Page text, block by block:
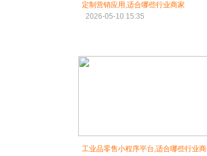
定制营销应用,适合哪些行业商家
2026-05-10 15:35
工业品零售小程序平台,适合哪些行业商